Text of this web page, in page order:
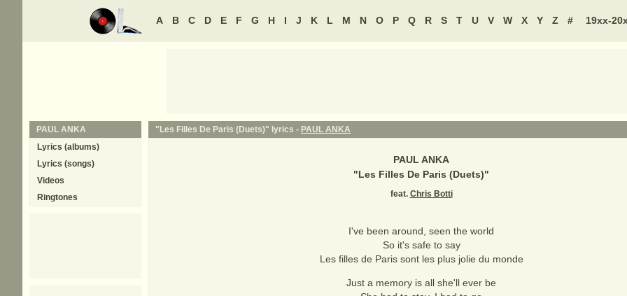
A B C D E F G H I J K L M N O P Q R S T U V W X Y Z # 19xx-
"Les Filles De Paris (Duets)" lyrics - PAUL ANKA
PAUL ANKA
"Les Filles De Paris (Duets)"
feat. Chris Botti
I've been around, seen the world
So it's safe to say
Les filles de Paris sont les plus jolie du monde
Just a memory is all she'll ever be
PAUL ANKA
Lyrics (albums)
Lyrics (songs)
Videos
Ringtones